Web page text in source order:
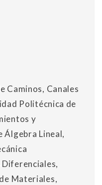
Caminos, Canales
Politécnica de
y
Lineal,
Diferenciales,
Materiales,